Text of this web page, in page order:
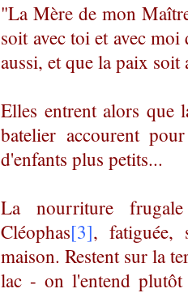
"La Mère de mon
soit avec toi et avec
aussi, et que la paix soit
Elles entrent alors que
batelier accourent
d'enfants plus petits...
La nourriture
Cléophas[3], fatiguée,
maison. Restent sur la
lac - on l'entend